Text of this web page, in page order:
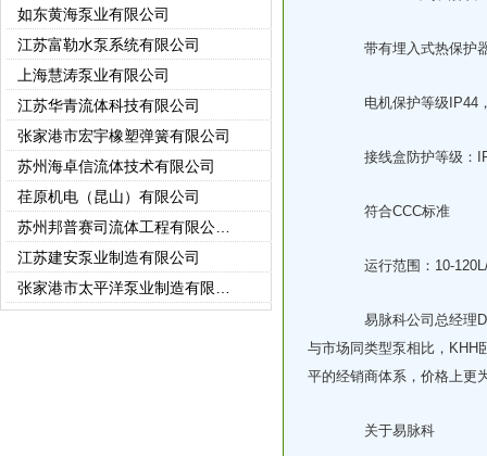
如东黄海泵业有限公司
江苏富勒水泵系统有限公司
上海慧涛泵业有限公司
江苏华青流体科技有限公司
张家港市宏宇橡塑弹簧有限公司
苏州海卓信流体技术有限公司
荏原机电（昆山）有限公司
苏州邦普赛司流体工程有限公司(苏州强胜)
江苏建安泵业制造有限公司
张家港市太平洋泵业制造有限公司
江苏宜友机械有限公司
带有埋入式热保护器
电机保护等级IP44
接线盒防护等级：
符合CCC标准
运行范围：10-120L/
易脉科公司总经理
与市场同类型泵相比，KHH
平的经销商体系，价格上更
关于易脉科